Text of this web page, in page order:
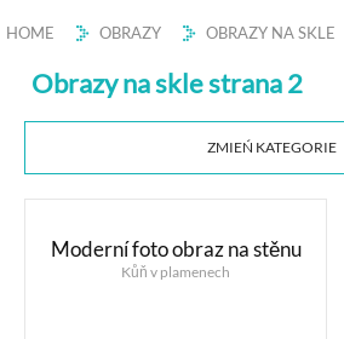
HOME OBRAZY OBRAZY NA SKLE
Obrazy na skle strana 2
ZMIEŃ KATEGORIE
Moderní foto obraz na stěnu
Kůň v plamenech